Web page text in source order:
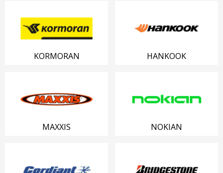
KORMORAN HANKOOK
MAXXIS NOKIAN